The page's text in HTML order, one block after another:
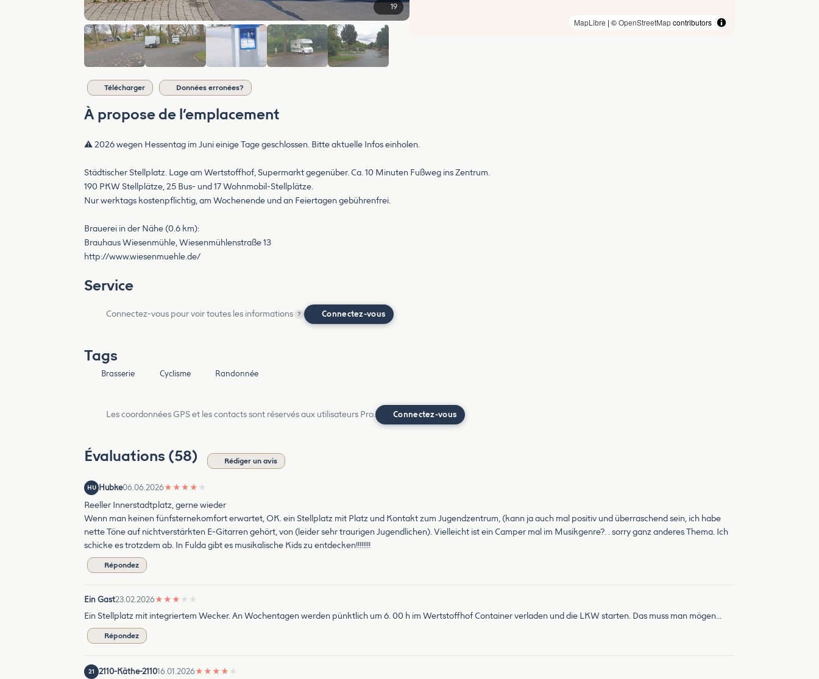
19
MapLibre | ©OpenStreetMapcontributors
Télécharger Données erronées?
À propose de l’emplacement
⚠️ 2026 wegen Hessentag im Juni einige Tage geschlossen. Bitte aktuelle Infos einholen.
Städtischer Stellplatz. Lage am Wertstoffhof, Supermarkt gegenüber. Ca. 10 Minuten Fußweg ins Zentrum.
190 PKW Stellplätze, 25 Bus- und 17 Wohnmobil-Stellplätze.
Nur werktags kostenpflichtig, am Wochenende und an Feiertagen gebührenfrei.
Brauerei in der Nähe (0.6 km):
Brauhaus Wiesenmühle, Wiesenmühlenstraße 13
http://www.wiesenmuehle.de/
Service
Connectez-vous pour voir toutes les informations ? Connectez-vous
Tags
Brasserie Cyclisme Randonnée
Les coordonnées GPS et les contacts sont réservés aux utilisateurs Pro. Connectez-vous
Évaluations (58) Rédiger un avis
HU Hubke06.06.2026★ ★ ★ ★ ★
Reeller Innerstadtplatz, gerne wieder
Wenn man keinen fünfsternekomfort erwartet, OK. ein Stellplatz mit Platz und Kontakt zum Jugendzentrum, (kann ja auch mal positiv und überraschend sein, ich habe
nette Töne auf nichtverstärkten E-Gitarren gehört, von (leider sehr traurigen Jugendlichen). Vielleicht ist ein Camper mal im Musikgenre?. . sorry ganz anderes Thema. Ich
schicke es trotzdem ab. In Fulda gibt es musikalische Kids zu entdecken!!!!!!!!
Répondez
Ein Gast23.02.2026★ ★ ★ ★ ★
Ein Stellplatz mit integriertem Wecker. An Wochentagen werden pünktlich um 6. 00 h im Wertstoffhof Container verladen und die LKW starten. Das muss man mögen…
Répondez
21 2110-Käthe-211016.01.2026★ ★ ★ ★ ★